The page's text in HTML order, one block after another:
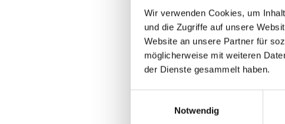
Wir verwenden Cookies, um
und die Zugriffe auf unsere
Website an unsere Partner für
möglicherweise mit weiteren
der Dienste gesammelt haben.
Notwendig